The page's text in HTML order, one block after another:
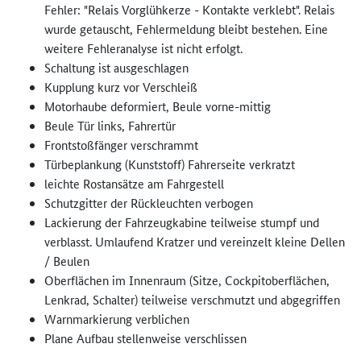
Fehler: "Relais Vorglühkerze - Kontakte verklebt". Relais
wurde getauscht, Fehlermeldung bleibt bestehen. Eine
weitere Fehleranalyse ist nicht erfolgt.
Schaltung ist ausgeschlagen
Kupplung kurz vor Verschleiß
Motorhaube deformiert, Beule vorne-mittig
Beule Tür links, Fahrertür
Frontstoßfänger verschrammt
Türbeplankung (Kunststoff) Fahrerseite verkratzt
leichte Rostansätze am Fahrgestell
Schutzgitter der Rückleuchten verbogen
Lackierung der Fahrzeugkabine teilweise stumpf und
verblasst. Umlaufend Kratzer und vereinzelt kleine Dellen
/ Beulen
Oberflächen im Innenraum (Sitze, Cockpitoberflächen,
Lenkrad, Schalter) teilweise verschmutzt und abgegriffen
Warnmarkierung verblichen
Plane Aufbau stellenweise verschlissen